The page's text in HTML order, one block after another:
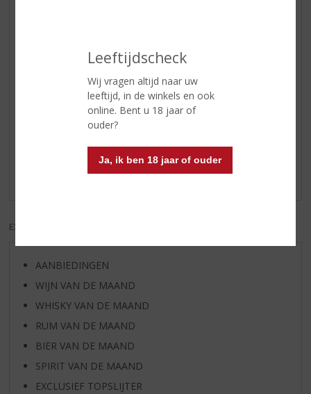
Leeftijdscheck
Wij vragen altijd naar uw
leeftijd, in de winkels en ook
online. Bent u 18 jaar of
ouder?
Ja, ik ben 18 jaar of ouder
Reviews
Schrijf een review
Er zijn nog geen reviews geplaatst voor dit product
EXCL. BTW
AANBIEDINGEN
WIJN VAN DE MAAND
WHISKY VAN DE MAAND
RUM VAN DE MAAND
BIER VAN DE MAAND
SPIRIT VAN DE MAAND
EXCLUSIEF TOPSLIJTER